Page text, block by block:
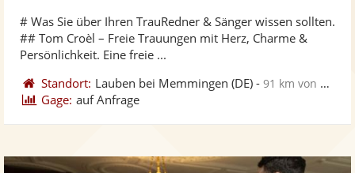
Fotos
# Was Sie über Ihren TrauRedner & Sänger wissen sollten.
## Tom Croèl – Freie Trauungen mit Herz, Charme &
Persönlichkeit. Eine freie ...
Standort: Lauben bei Memmingen (DE) -91 km von Schwäbisch Gmünd
Gage: auf Anfrage